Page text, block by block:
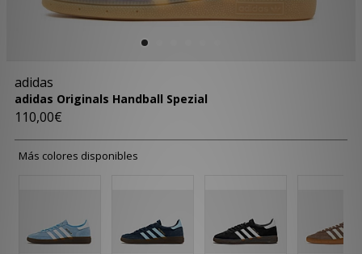
adidas
adidas Originals Handball Spezial
110,00€
Más colores disponibles